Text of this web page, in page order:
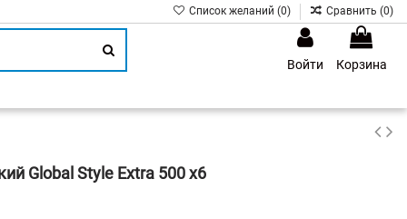
Список желаний (0) Сравнить (0)
Войти
Корзина
Global Style Extra 500 х6